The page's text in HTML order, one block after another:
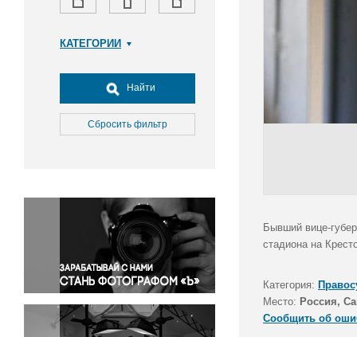
КАТЕГОРИИ
Досуг, туризм и отдых
Культура
Медицина
Окружающая среда
Политика
Правосудие
Происшествия и конфликты
Религия
Светская жизнь
Спорт
Найти
Сбросить фильтр
Бывший вице-
стадиона на
Категория:
Место: Россия,
Сообщить об